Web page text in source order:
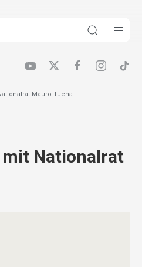
Mauro Tuena
mit Nationalrat